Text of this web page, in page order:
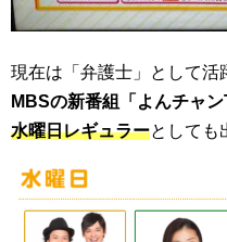
現在は「弁護士」として活
MBSの新番組「よんチャン
水曜日レギュラーとしても